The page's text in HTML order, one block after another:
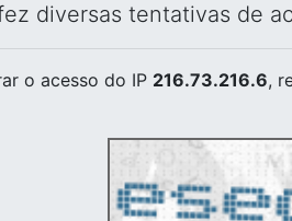
diversas tentativas de
o acesso do IP 216.73.216.6,